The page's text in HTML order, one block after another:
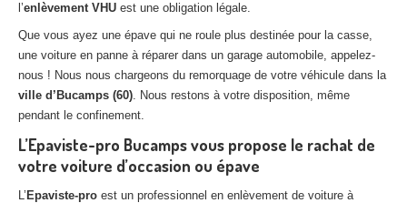
01 83 64 20 40
l’enlèvement VHU est une obligation légale.
Que vous ayez une épave qui ne roule plus destinée pour la casse,
une voiture en panne à réparer dans un garage automobile, appelez-
nous ! Nous nous chargeons du remorquage de votre véhicule dans la
ville d’Bucamps (60). Nous restons à votre disposition, même
pendant le confinement.
L’Epaviste-pro Bucamps vous propose le rachat de
votre voiture d’occasion ou épave
L’ Epaviste-pro est un professionnel en enlèvement de voiture à